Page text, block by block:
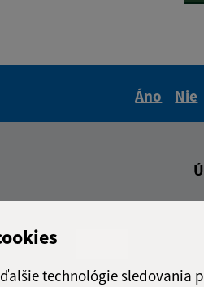
technológie sledovania
Áno
Nie